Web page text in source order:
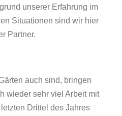
unserer Erfahrung im
Situationen sind wir hier
Partner.
auch sind, bringen
wieder sehr viel Arbeit mit
Drittel des Jahres